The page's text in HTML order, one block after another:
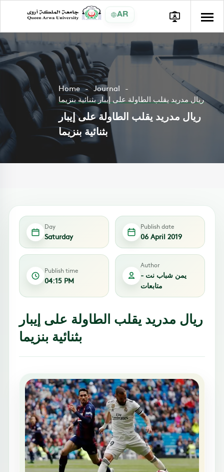
AR
Home
Journal
ريال مدريد يقلب الطاولة على إيبار بثنائية بنزيما
ريال مدريد يقلب الطاولة على إيبار
بثنائية بنزيما
Day
Saturday
Publish date
06 April 2019
Publish time
04:15 PM
Author
يمن شباب نت -
متابعات
ريال مدريد يقلب الطاولة على إيبار
بثنائية بنزيما